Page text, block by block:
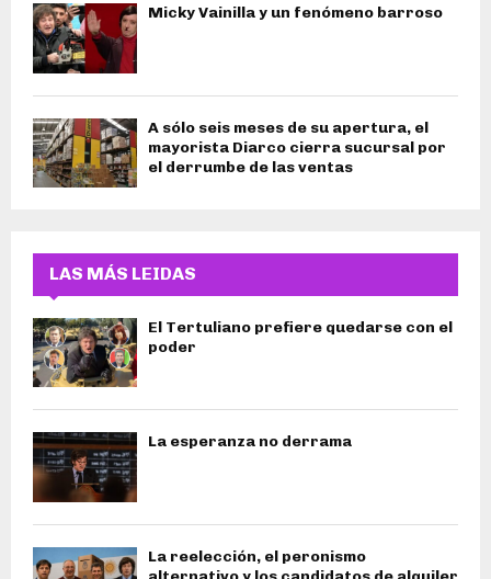
Micky Vainilla y un fenómeno barroso
A sólo seis meses de su apertura, el
mayorista Diarco cierra sucursal por
el derrumbe de las ventas
LAS MÁS LEIDAS
El Tertuliano prefiere quedarse con el
poder
La esperanza no derrama
La reelección, el peronismo